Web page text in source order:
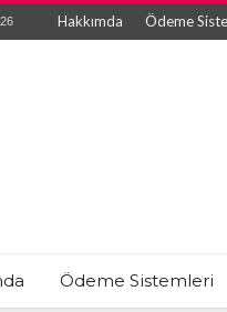
Hakkımda Ödeme
Ödeme Sistemleri